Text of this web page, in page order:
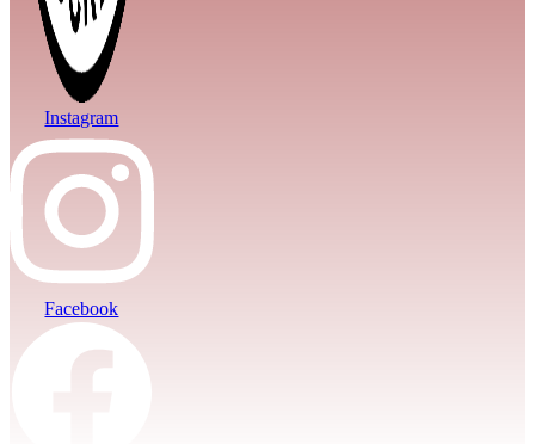
Instagram
Facebook